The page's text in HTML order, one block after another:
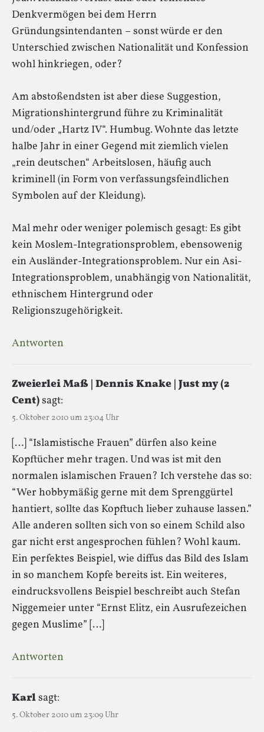
Denkvermögen bei dem Herrn
Gründungsintendanten – sonst würde er den
Unterschied zwischen Nationalität und Konfession
wohl hinkriegen, oder?
Am abstoßendsten ist aber diese Suggestion,
Migrationshintergrund führe zu Kriminalität
und/oder „Hartz IV“. Humbug. Wohnte das letzte
halbe Jahr in einer Gegend mit ziemlich vielen
„rein deutschen“ Arbeitslosen, häufig auch
kriminell (in Form von verfassungsfeindlichen
Symbolen auf der Kleidung).
Mal mehr oder weniger polemisch gesagt: Es gibt
kein Moslem-Integrationsproblem, ebensowenig
ein Ausländer-Integrationsproblem. Nur ein Asi-
Integrationsproblem, unabhängig von Nationalität,
ethnischem Hintergrund oder
Religionszugehörigkeit.
Antworten
Zweierlei Maß | Dennis Knake | Just my (2
Cent)sagt:
5. Oktober 2010 um 23:04 Uhr
[…] “Islamistische Frauen” dürfen also keine
Kopftücher mehr tragen. Und was ist mit den
normalen islamischen Frauen? Ich verstehe das so:
“Wer hobbymäßig gerne mit dem Sprenggürtel
hantiert, sollte das Kopftuch lieber zuhause lassen.”
Alle anderen sollten sich von so einem Schild also
gar nicht erst angesprochen fühlen? Wohl kaum.
Ein perfektes Beispiel, wie diffus das Bild des Islam
in so manchem Kopfe bereits ist. Ein weiteres,
eindrucksvollens Beispiel beschreibt auch Stefan
Niggemeier unter “Ernst Elitz, ein Ausrufezeichen
gegen Muslime” […]
Antworten
Karlsagt:
5. Oktober 2010 um 23:09 Uhr